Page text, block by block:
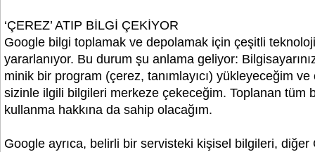
‘ÇEREZ’ ATIP BİLGİ ÇEKİYOR
Google bilgi toplamak ve depolamak için çeşitli
yararlanıyor. Bu durum şu anlama geliyor:
minik bir program (çerez, tanımlayıcı) yükleyeceğim
sizinle ilgili bilgileri merkeze çekeceğim. Toplanan tüm
kullanma hakkına da sahip olacağım.
Google ayrıca, belirli bir servisteki kişisel bilgileri, diğer